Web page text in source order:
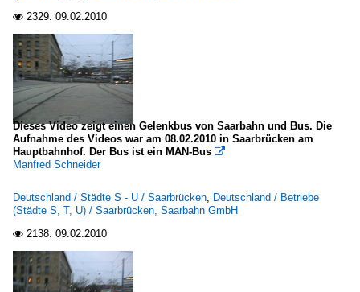
 2329. 09.02.2010
Dieses Video zeigt einen Gelenkbus von Saarbahn und Bus. Die
Aufnahme des Videos war am 08.02.2010 in Saarbrücken am
Hauptbahnhof. Der Bus ist ein MAN-Bus 
Manfred Schneider
Deutschland / Städte S - U / Saarbrücken, Deutschland / Betriebe
(Städte S, T, U) / Saarbrücken, Saarbahn GmbH
 2138. 09.02.2010